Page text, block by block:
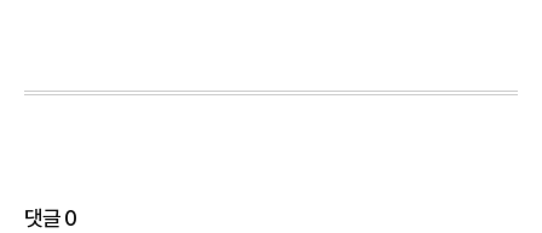
댓글0